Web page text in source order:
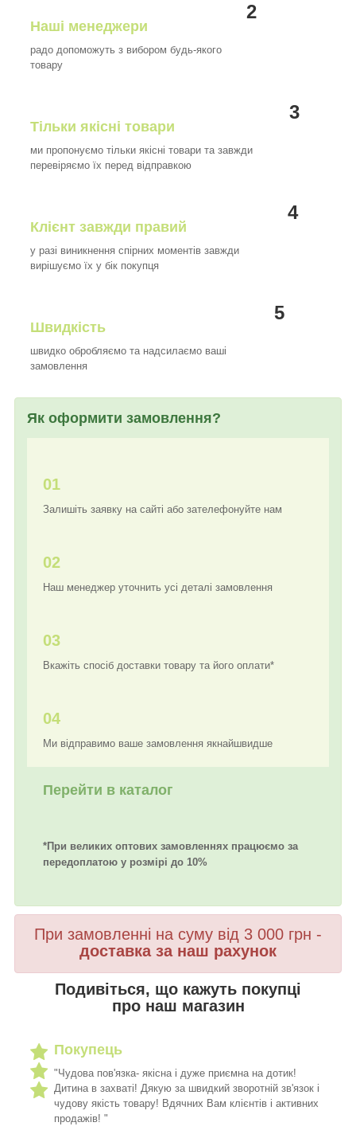
2
Наші менеджери
радо допоможуть з вибором будь-якого
товару
3
Тільки якісні товари
ми пропонуємо тільки якісні товари та завжди
перевіряємо їх перед відправкою
4
Клієнт завжди правий
у разі виникнення спірних моментів завжди
вирішуємо їх у бік покупця
5
Швидкість
швидко обробляємо та надсилаємо ваші
замовлення
Як оформити замовлення?
01
Залишіть заявку на сайті або зателефонуйте нам
02
Наш менеджер уточнить усі деталі замовлення
03
Вкажіть спосіб доставки товару та його оплати*
04
Ми відправимо ваше замовлення якнайшвидше
Перейти в каталог
*При великих оптових замовленнях працюємо за
передоплатою у розмірі до 10%
При замовленні на суму від 3 000 грн -
доставка за наш рахунок
Подивіться, що кажуть покупці
про наш магазин
Покупець
"Чудова пов'язка- якісна і дуже приємна на дотик!
Дитина в захваті! Дякую за швидкий зворотній зв'язок і
чудову якість товару! Вдячних Вам клієнтів і активних
продажів! "